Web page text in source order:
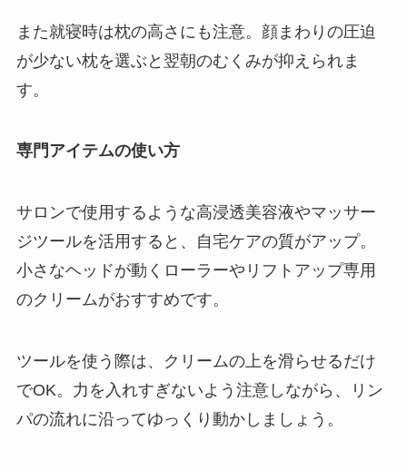
また就寝時は枕の高さにも注意。顔まわりの圧迫
が少ない枕を選ぶと翌朝のむくみが抑えられま
す。
専門アイテムの使い方
サロンで使用するような高浸透美容液やマッサー
ジツールを活用すると、自宅ケアの質がアップ。
小さなヘッドが動くローラーやリフトアップ専用
のクリームがおすすめです。
ツールを使う際は、クリームの上を滑らせるだけ
でOK。力を入れすぎないよう注意しながら、リン
パの流れに沿ってゆっくり動かしましょう。